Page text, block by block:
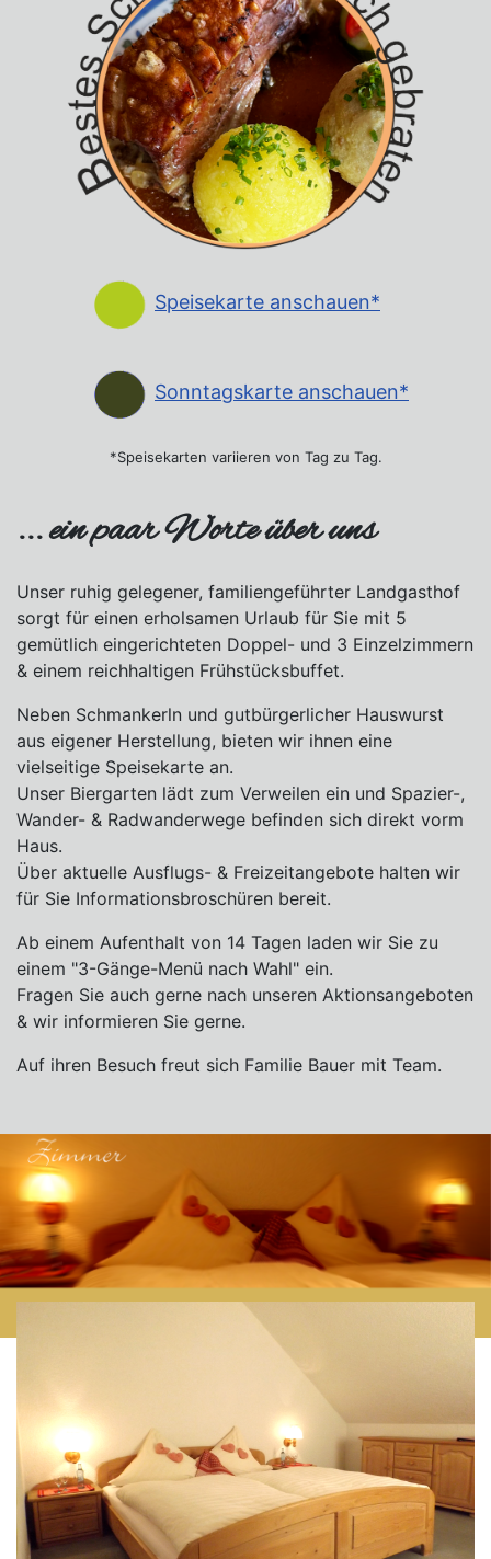
Speisekarte anschauen*
Sonntagskarte anschauen*
*Speisekarten variieren von Tag zu Tag.
... ein paar Worte über uns
Unser ruhig gelegener, familiengeführter Landgasthof
sorgt für einen erholsamen Urlaub für Sie mit 5
gemütlich eingerichteten Doppel- und 3 Einzelzimmern
& einem reichhaltigen Frühstücksbuffet.
Neben Schmankerln und gutbürgerlicher Hauswurst
aus eigener Herstellung, bieten wir ihnen eine
vielseitige Speisekarte an.
Unser Biergarten lädt zum Verweilen ein und Spazier-,
Wander- & Radwanderwege befinden sich direkt vorm
Haus.
Über aktuelle Ausflugs- & Freizeitangebote halten wir
für Sie Informationsbroschüren bereit.
Ab einem Aufenthalt von 14 Tagen laden wir Sie zu
einem "3-Gänge-Menü nach Wahl" ein.
Fragen Sie auch gerne nach unseren Aktionsangeboten
& wir informieren Sie gerne.
Auf ihren Besuch freut sich Familie Bauer mit Team.